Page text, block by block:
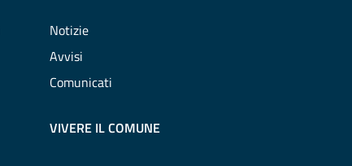
Notizie
Avvisi
Comunicati
VIVERE IL COMUNE